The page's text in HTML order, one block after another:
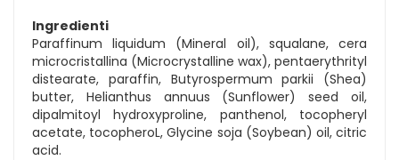
Ingredienti
Paraffinum liquidum (Mineral oil), squalane, cera
microcristallina (Microcrystalline wax), pentaerythrityl
distearate, paraffin, Butyrospermum parkii (Shea)
butter, Helianthus annuus (Sunflower) seed oil,
dipalmitoyl hydroxyproline, panthenol, tocopheryl
acetate, tocopheroL, Glycine soja (Soybean) oil, citric
acid.